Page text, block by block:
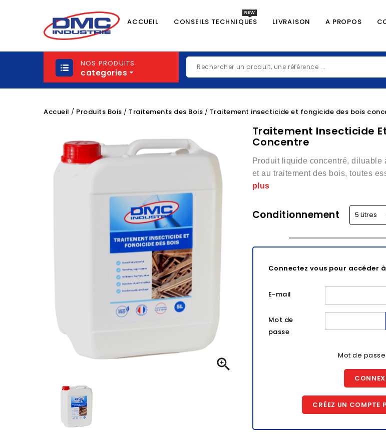
ACCUEIL CONSEILS TECHNIQUES LIVRAISON A PROPOS
NOS PRODUITS
categories
Accueil Produits Bois Traitements des Bois Traitement insecticide et fongicide des bois

Traitement Insecticide
Concentre
Produit liquide concentré, diluable
et au traitement des bois, toutes
plus
Conditionnement
Connectez vous pour accéder
E-mail
Mot de
passe
Mot de
CRÉEZ UN COMPTE